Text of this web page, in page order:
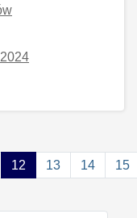
12 13 14 15